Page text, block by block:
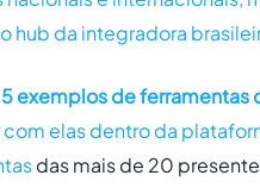
hub da integradora
5 exemplos de ferramentas
elas dentro da
das mais de 20